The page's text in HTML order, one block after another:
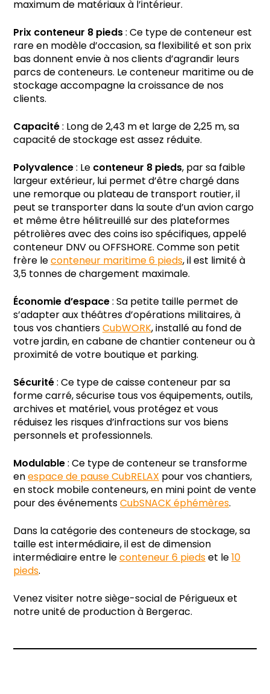
maximum de matériaux à l’intérieur.
Prix conteneur 8 pieds: Ce type de conteneur est
rare en modèle d’occasion, sa flexibilité et son prix
bas donnent envie à nos clients d’agrandir leurs
parcs de conteneurs. Le conteneur maritime ou de
stockage accompagne la croissance de nos
clients.
Capacité: Long de 2,43 m et large de 2,25 m, sa
capacité de stockage est assez réduite.
Polyvalence: Leconteneur 8 pieds, par sa faible
largeur extérieur, lui permet d’être chargé dans
une remorque ou plateau de transport routier, il
peut se transporter dans la soute d’un avion cargo
et même être hélitreuillé sur des plateformes
pétrolières avec des coins iso spécifiques, appelé
conteneur DNV ou OFFSHORE. Comme son petit
frère leconteneur maritime 6 pieds, il est limité à
3,5 tonnes de chargement maximale.
Économie d’espace: Sa petite taille permet de
s’adapter aux théâtres d’opérations militaires, à
tous vos chantiersCubWORK, installé au fond de
votre jardin, en cabane de chantier conteneur ou à
proximité de votre boutique et parking.
Sécurité: Ce type de caisse conteneur par sa
forme carré, sécurise tous vos équipements, outils,
archives et matériel, vous protégez et vous
réduisez les risques d’infractions sur vos biens
personnels et professionnels.
Modulable: Ce type de conteneur se transforme
enespace de pause CubRELAXpour vos chantiers,
en stock mobile conteneurs, en mini point de vente
pour des événementsCubSNACK éphémères.
Dans la catégorie des conteneurs de stockage, sa
taille est intermédiaire, il est de dimension
intermédiaire entre leconteneur 6 piedset le10
pieds.
Venez visiter notre siège-social de Périgueux et
notre unité de production à Bergerac.